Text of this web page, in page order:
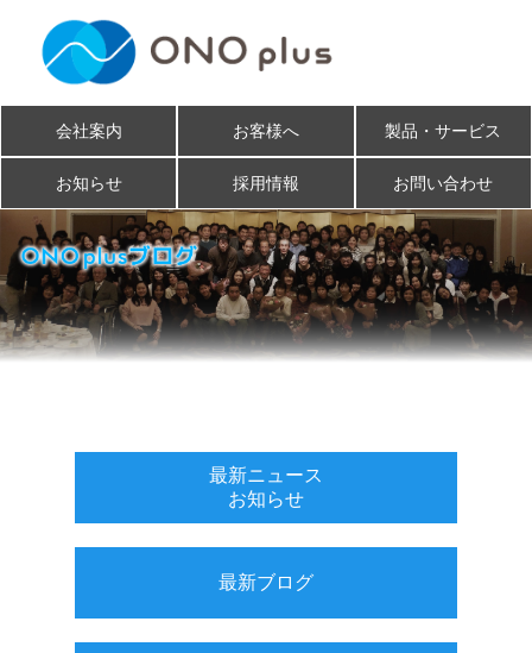
会社案内 お客様へ 製品・サービス
お知らせ 採用情報 お問い合わせ
最新ニュース
お知らせ
最新ブログ